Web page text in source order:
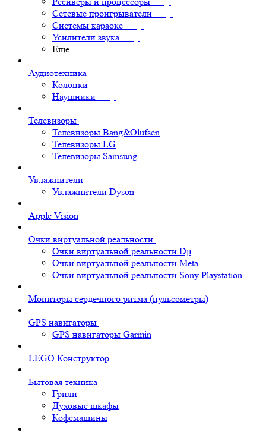
Сетевые проигрыватели
Системы караоке
Усилители звука
Еще
Аудиотехника
Колонки
Наушники
Телевизоры
Телевизоры Bang&Olufsen
Телевизоры LG
Телевизоры Samsung
Увлажнители
Увлажнители Dyson
Apple Vision
Очки виртуальной реальности
Очки виртуальной реальности Dji
Очки виртуальной реальности Meta
Очки виртуальной реальности Sony Playstation
Мониторы сердечного ритма (пульсометры)
GPS навигаторы
GPS навигаторы Garmin
LEGO Конструктор
Бытовая техника
Грили
Духовые шкафы
Кофемашины